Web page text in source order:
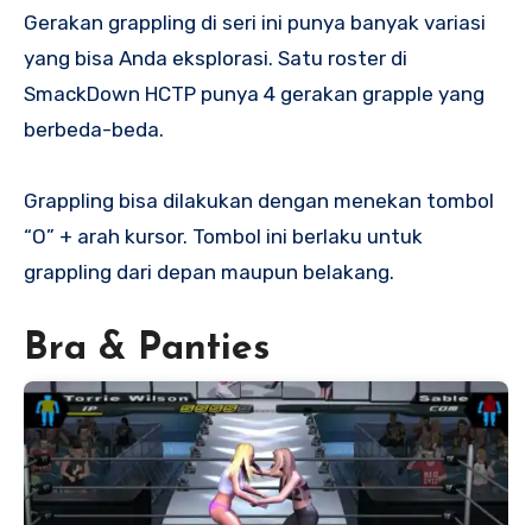
Gerakan grappling di seri ini punya banyak variasi
yang bisa Anda eksplorasi. Satu roster di
SmackDown HCTP punya 4 gerakan grapple yang
berbeda-beda.
Grappling bisa dilakukan dengan menekan tombol
“O” + arah kursor. Tombol ini berlaku untuk
grappling dari depan maupun belakang.
Bra & Panties